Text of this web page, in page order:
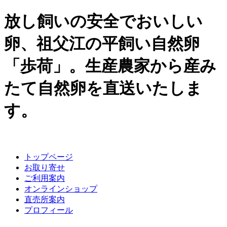
放し飼いの安全でおいしい
卵、祖父江の平飼い自然卵
「歩荷」。生産農家から産み
たて自然卵を直送いたしま
す。
トップページ
お取り寄せ
ご利用案内
オンラインショップ
直売所案内
プロフィール